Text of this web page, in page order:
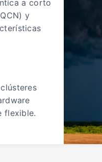
a corto
y
flexible.